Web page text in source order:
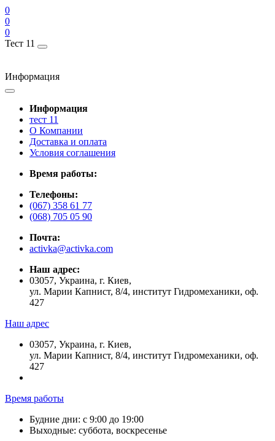
0
0
0
Тест 11
Информация
Информация
тест 11
О Компании
Доставка и оплата
Условия соглашения
Время работы:
Телефоны:
(067) 358 61 77
(068) 705 05 90
Почта:
activka@activka.com
Наш адрес:
03057, Украина, г. Киев,
ул. Марии Капнист, 8/4, институт Гидромеханики, оф.
427
Наш адрес
03057, Украина, г. Киев,
ул. Марии Капнист, 8/4, институт Гидромеханики, оф.
427
Время работы
Будние дни: с 9:00 до 19:00
Выходные: суббота, воскресенье